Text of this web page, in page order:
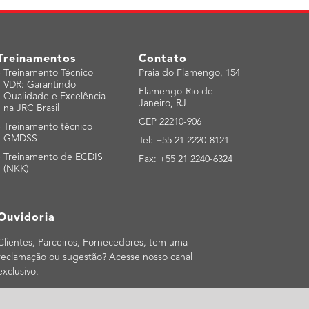
Treinamento Técnico
VDR: Garantindo
Qualidade e Excelência
na JRC Brasil
Treinamento técnico
GMDSS
Treinamento de ECDIS
(NKK)
Parceiros, Fornecedores, tem uma
ou sugestão? Acesse nosso canal
Contato
Praia do Flamengo, 154
Flamengo-Rio de
Janeiro, RJ
CEP 22210-906
Tel: +55 21 2220-8121
Fax: +55 21 2240-6324